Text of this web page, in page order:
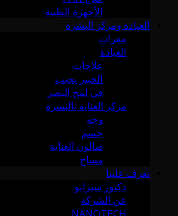
الأجهزة الطبية
العيادة ومركز البشرة
مقرات
العيادة
علاجات
الخبير يجيب
في لمح البصر
مركز العناية بالبشرة
وجه
جسم
صالون العناية
مساج
تعرف علينا
دكتور سيرانو
عن الشركة